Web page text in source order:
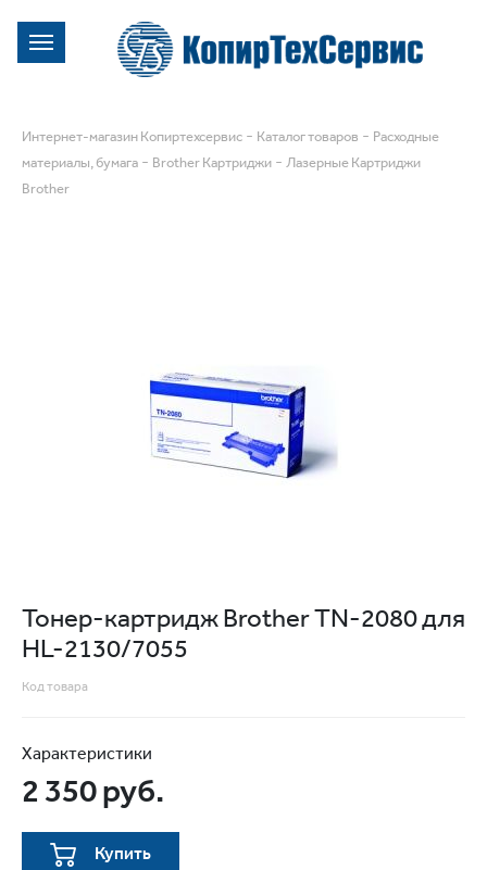
Интернет-магазин Копиртехсервис - Каталог товаров - Расходные
материалы, бумага - Brother Картриджи - Лазерные Картриджи
Brother
Тонер-картридж Brother TN-2080 для
HL-2130/7055
Код товара
Характеристики
2 350 руб.
Купить